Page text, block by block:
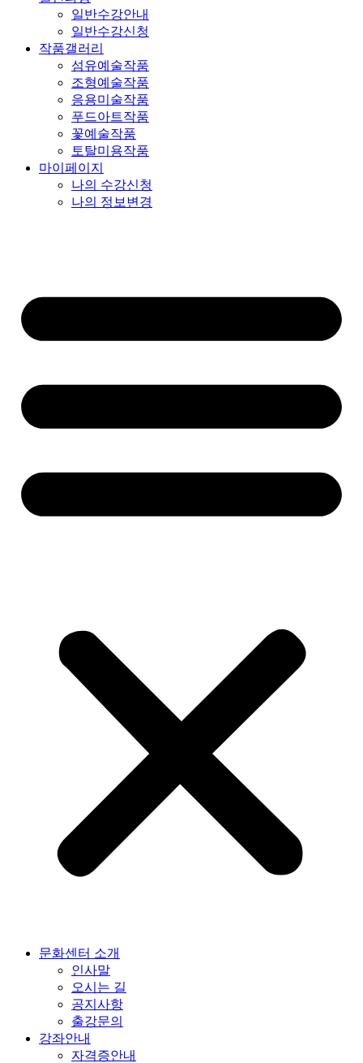
일반수강안내
일반수강신청
작품갤러리
섬유예술작품
조형예술작품
응용미술작품
푸드아트작품
꽃예술작품
토탈미용작품
마이페이지
나의 수강신청
나의 정보변경
문화센터 소개
인사말
오시는 길
공지사항
출강문의
강좌안내
자격증안내